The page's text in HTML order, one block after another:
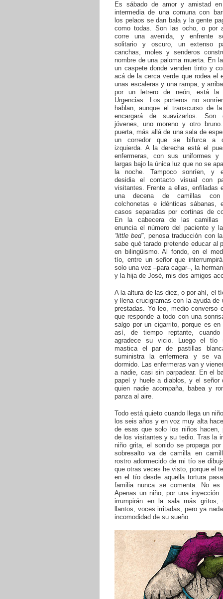
Es sábado de amor y amistad
intermedia de una comuna con
los pelaos se dan bala y la gente
como todas. Son las ocho, o por
corre una avenida, y enfrente
solitario y oscuro, un extenso
canchas, moles y senderos
nombre de una paloma muerta. En
un caspete donde venden tinto y
acá de la cerca verde que rodea el
unas escaleras y una rampa, y
por un letrero de neón, está la
Urgencias. Los porteros no
hablan, aunque el transcurso de
encargará de suavizarlos. Son
jóvenes, uno moreno y otro
puerta, más allá de una sala de
un corredor que se bifurca a
izquierda. A la derecha está el
enfermeras, con sus uniformes y
largas bajo la única luz que no se
la noche. Tampoco sonríen, y
desidia el contacto visual con
visitantes. Frente a ellas, enfiladas
una decena de camillas con
colchonetas e idénticas sábanas,
casos separadas por cortinas de
En la cabecera de las camillas
enuncia el número del paciente y
“little bed”, penosa traducción con
sabe qué tarado pretende educar al
en bilingüismo. Al fondo, en el
tío, entre un señor que
solo una vez –para cagar–, la
y la hija de José, mis dos amigos
A la altura de las diez, o por ahí, el
y llena crucigramas con la ayuda de
prestadas. Yo leo, medio converso
que responde a todo con una
salgo por un cigarrito, porque es en
así, de tiempo reptante,
agradece su vicio. Luego el tío
mastica el par de pastillas
suministra la enfermera y se va
dormido. Las enfermeras van y
a nadie, casi sin parpadear. En el
papel y huele a diablos, y el señor
quien nadie acompaña, babea y
panza al aire.
Todo está quieto cuando llega un
los seis años y en voz muy alta
de esas que solo los niños hacen,
de los visitantes y su tedio. Tras la
niño grita, el sonido se propaga
sobresalto va de camilla en
rostro adormecido de mi tío se
que otras veces he visto, porque el
en el tío desde aquella tortura
familia nunca se comenta. No
Apenas un niño, por una
irrumpirán en la sala más gritos,
llantos, voces irritadas, pero ya
incomodidad de su sueño.